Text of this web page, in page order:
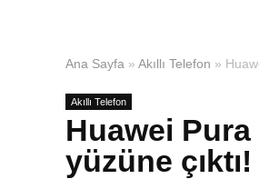
Ana Sayfa » Akıllı Telefon »
Akıllı Telefon
Huawei Pura
yüzüne çıktı!